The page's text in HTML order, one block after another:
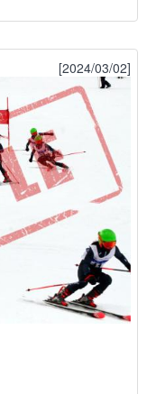
[2024/03/02]